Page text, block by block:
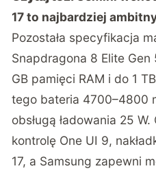
17 to najbardziej
Pozostała specyfikacja
Snapdragona 8 Elite Gen
GB pamięci RAM i do 1
tego bateria 4700–4800
obsługą ładowania 25
kontrolę One UI 9,
17, a Samsung zapewni